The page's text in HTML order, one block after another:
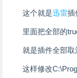
这个就是迅雷插
里面把全部的
就是插件全部取
这样修改